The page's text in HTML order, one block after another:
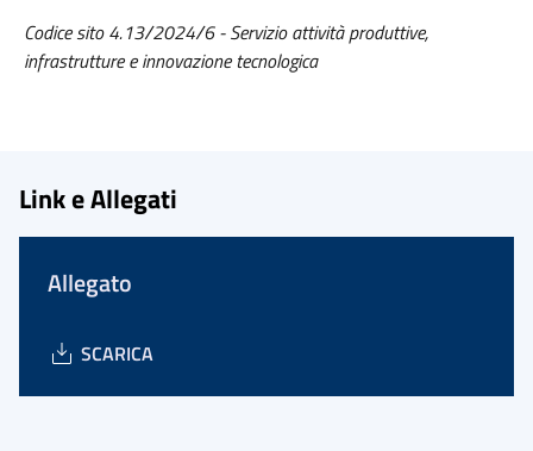
Codice sito 4.13/2024/6 - Servizio attività produttive,
infrastrutture e innovazione tecnologica
Link e Allegati
Allegato
SCARICA